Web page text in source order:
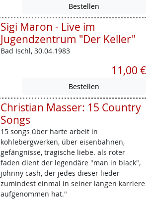
Sigi Maron - Live im
Jugendzentrum "Der Keller"
Bad Ischl, 30.04.1983
11,00 €
Christian Masser: 15 Country
Songs
15 songs über harte arbeit in
kohlebergwerken, über eisenbahnen,
gefängnisse, tragische liebe. als roter
faden dient der legendäre "man in black",
johnny cash, der jedes dieser lieder
zumindest einmal in seiner langen karriere
aufgenommen hat."